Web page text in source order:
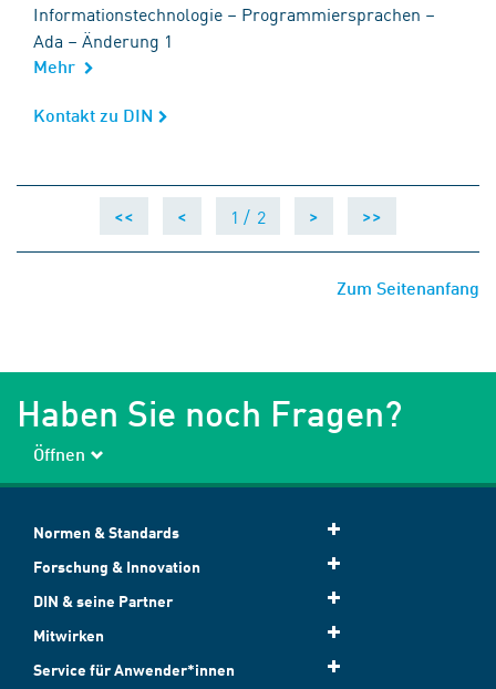
Informationstechnologie – Programmiersprachen –
Ada – Änderung 1
Mehr
Kontakt zu DIN
Kontakt zu DIN
<< < 1 / 2 > >>
Zum Seitenanfang
Haben Sie noch Fragen?
Öffnen
Normen & Standards
Forschung & Innovation
DIN & seine Partner
Mitwirken
Service für Anwender*innen